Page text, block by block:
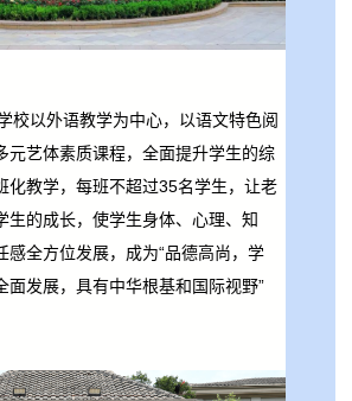
校以外语教学为中心，以语文特色阅
元艺体素质课程，全面提升学生的综
化教学，每班不超过35名学生，让老
生的成长，使学生身体、心理、知
感全方位发展，成为“品德高尚，学
面发展，具有中华根基和国际视野”